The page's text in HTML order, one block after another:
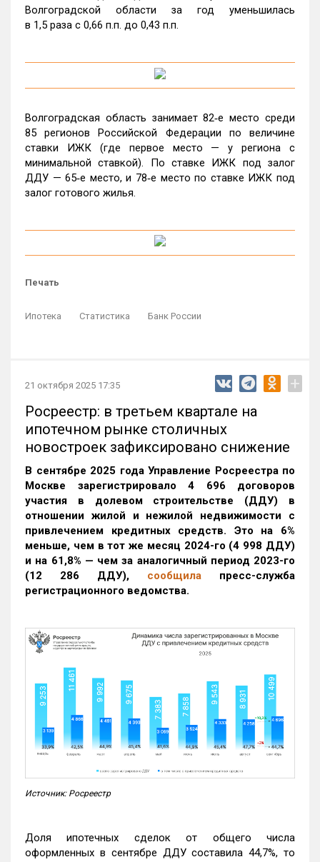
Волгоградской области за год уменьшилась
в 1,5 раза с 0,66 п.п. до 0,43 п.п.
Волгоградская область занимает 82‑е место среди
85 регионов Российской Федерации по величине
ставки ИЖК (где первое место — у региона с
минимальной ставкой). По ставке ИЖК под залог
ДДУ — 65‑е место, и 78‑е место по ставке ИЖК под
залог готового жилья.
Печать
Ипотека Статистика Банк России
21 октября 2025 17:35 +
Росреестр: в третьем квартале на
ипотечном рынке столичных
новостроек зафиксировано снижение
В сентябре 2025 года Управление Росреестра по
Москве зарегистрировало 4 696 договоров
участия в долевом строительстве (ДДУ) в
отношении жилой и нежилой недвижимости с
привлечением кредитных средств. Это на 6%
меньше, чем в тот же месяц 2024-го (4 998 ДДУ)
и на 61,8% — чем за аналогичный период 2023-го
(12 286 ДДУ), сообщила пресс-служба
регистрационного ведомства.
Источник: Росреестр
Доля ипотечных сделок от общего числа
оформленных в сентябре ДДУ составила 44,7%, то